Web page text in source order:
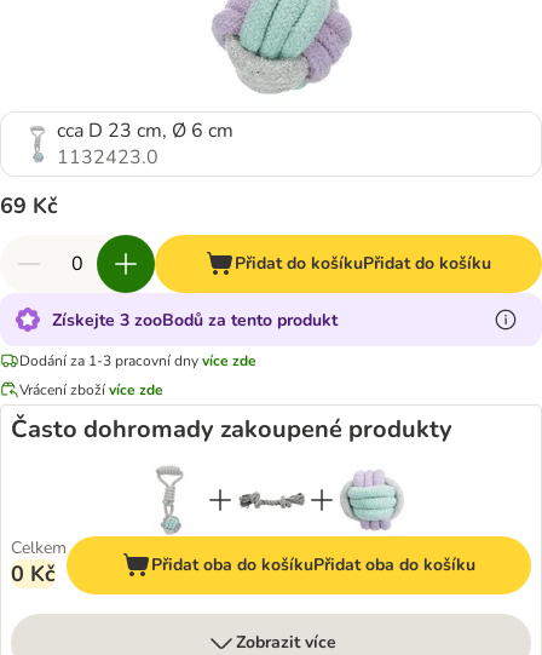
cca D 23 cm, Ø 6 cm
1132423.0
69 Kč
Přidat do košíkuPřidat do košíku
Získejte 3 zooBodů za tento produkt
Dodání za 1-3 pracovní dnyvíce zde
Vrácení zbožívíce zde
Často dohromady zakoupené produkty
Celkem
0 Kč Přidat oba do košíkuPřidat oba do košíku
Zobrazit více